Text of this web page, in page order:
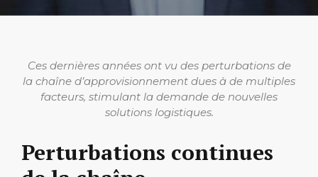
Ces dernières années ont vu des perturbations de
la chaîne d’approvisionnement dues à de multiples
facteurs, stimulant la demande de nouvelles
solutions logistiques.
Perturbations continues